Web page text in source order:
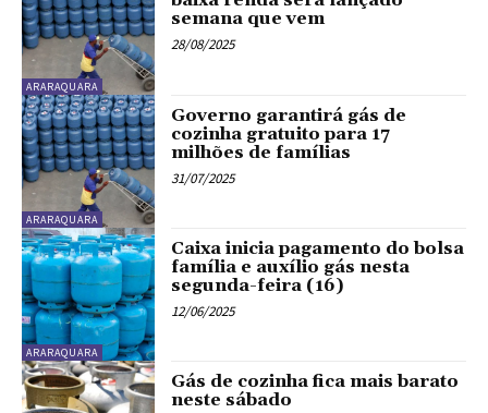
ARARAQUARA
semana que vem
28/08/2025
ARARAQUARA
Governo garantirá gás de
cozinha gratuito para 17
milhões de famílias
31/07/2025
ARARAQUARA
Caixa inicia pagamento do bolsa
família e auxílio gás nesta
segunda-feira (16)
12/06/2025
Gás de cozinha fica mais barato
neste sábado